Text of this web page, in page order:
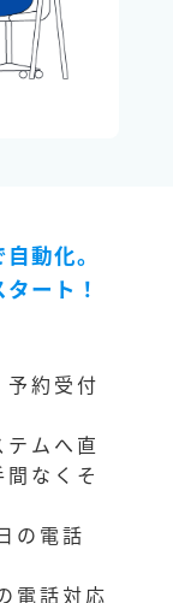
動化。
ート！
予約受付
ムへ直
なくそ
の電話
電話対応